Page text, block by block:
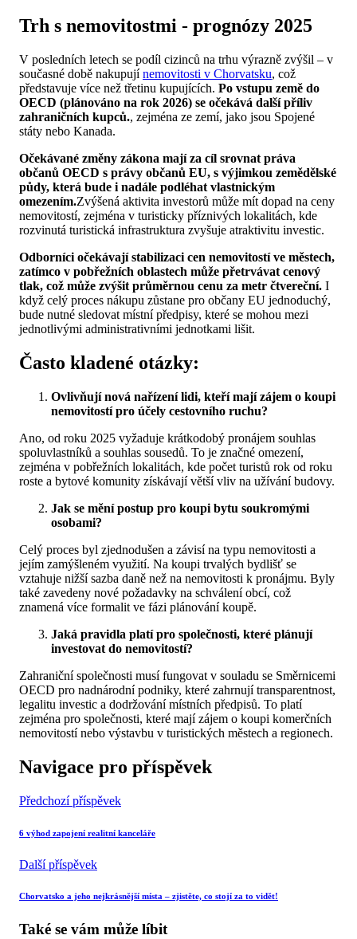
Trh s nemovitostmi - prognózy 2025
V posledních letech se podíl cizinců na trhu výrazně zvýšil – v
současné době nakupujínemovitosti v Chorvatsku, což
představuje více než třetinu kupujících. Po vstupu země do
OECD (plánováno na rok 2026) se očekává další příliv
zahraničních kupců., zejména ze zemí, jako jsou Spojené
státy nebo Kanada.
Očekávané změny zákona mají za cíl srovnat práva
občanů OECD s právy občanů EU, s výjimkou zemědělské
půdy, která bude i nadále podléhat vlastnickým
omezením.Zvýšená aktivita investorů může mít dopad na ceny
nemovitostí, zejména v turisticky příznivých lokalitách, kde
rozvinutá turistická infrastruktura zvyšuje atraktivitu investic.
Odborníci očekávají stabilizaci cen nemovitostí ve městech,
zatímco v pobřežních oblastech může přetrvávat cenový
tlak, což může zvýšit průměrnou cenu za metr čtvereční. I
když celý proces nákupu zůstane pro občany EU jednoduchý,
bude nutné sledovat místní předpisy, které se mohou mezi
jednotlivými administrativními jednotkami lišit.
Často kladené otázky:
Ovlivňují nová nařízení lidi, kteří mají zájem o koupi
nemovitostí pro účely cestovního ruchu?
Ano, od roku 2025 vyžaduje krátkodobý pronájem souhlas
spoluvlastníků a souhlas sousedů. To je značné omezení,
zejména v pobřežních lokalitách, kde počet turistů rok od roku
roste a bytové komunity získávají větší vliv na užívání budovy.
Jak se mění postup pro koupi bytu soukromými
osobami?
Celý proces byl zjednodušen a závisí na typu nemovitosti a
jejím zamýšleném využití. Na koupi trvalých bydlišť se
vztahuje nižší sazba daně než na nemovitosti k pronájmu. Byly
také zavedeny nové požadavky na schválení obcí, což
znamená více formalit ve fázi plánování koupě.
Jaká pravidla platí pro společnosti, které plánují
investovat do nemovitostí?
Zahraniční společnosti musí fungovat v souladu se Směrnicemi
OECD pro nadnárodní podniky, které zahrnují transparentnost,
legalitu investic a dodržování místních předpisů. To platí
zejména pro společnosti, které mají zájem o koupi komerčních
nemovitostí nebo výstavbu v turistických městech a regionech.
Navigace pro příspěvek
Předchozí příspěvek
6 výhod zapojení realitní kanceláře
Další příspěvek
Chorvatsko a jeho nejkrásnější místa – zjistěte, co stojí za to vidět!
Také se vám může líbit